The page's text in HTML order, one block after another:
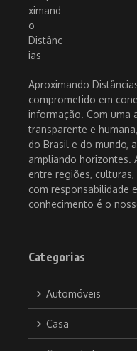
Aproximando
comprometido em
informação. Com uma
transparente e
do Brasil e do mundo,
ampliando horizontes.
entre regiões,
com responsabilidade
conhecimento é o
Categorias
Automóveis
Casa